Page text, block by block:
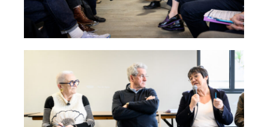
Actions de l’AIP
Presse
Contact